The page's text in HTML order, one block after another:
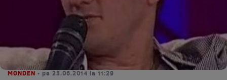
MONDEN • pe 23.06.2014 la 11:29